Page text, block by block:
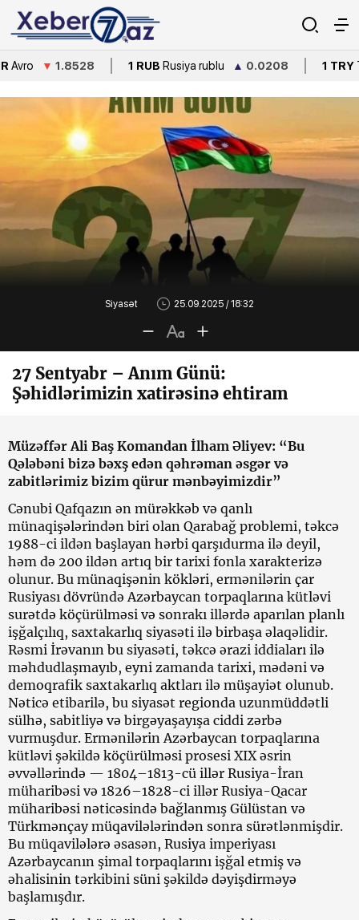
1.8528 1 RUB Rusiya rublu ▲0.0208 1 TRY Türkiyə
Siyasət 25.09.2025 / 18:32
27 Sentyabr – Anım Günü:
Şəhidlərimizin xatirəsinə ehtiram
Müzəffər Ali Baş Komandan İlham Əliyev: “Bu
Qələbəni bizə bəxş edən qəhrəman əsgər və
zabitlərimiz bizim qürur mənbəyimizdir”
Cənubi Qafqazın ən mürəkkəb və qanlı
münaqişələrindən biri olan Qarabağ problemi, təkcə
1988-ci ildən başlayan hərbi qarşıdurma ilə deyil,
həm də 200 ildən artıq bir tarixi fonla xarakterizə
olunur. Bu münaqişənin kökləri, ermənilərin çar
Rusiyası dövründə Azərbaycan torpaqlarına kütləvi
surətdə köçürülməsi və sonrakı illərdə aparılan planlı
işğalçılıq, saxtakarlıq siyasəti ilə birbaşa əlaqəlidir.
Rəsmi İrəvanın bu siyasəti, təkcə ərazi iddiaları ilə
məhdudlaşmayıb, eyni zamanda tarixi, mədəni və
demoqrafik saxtakarlıq aktları ilə müşayiət olunub.
Nəticə etibarilə, bu siyasət regionda uzunmüddətli
sülhə, sabitliyə və birgəyaşayışa ciddi zərbə
vurmuşdur. Ermənilərin Azərbaycan torpaqlarına
kütləvi şəkildə köçürülməsi prosesi XIX əsrin
əvvəllərində — 1804–1813-cü illər Rusiya-İran
müharibəsi və 1826–1828-ci illər Rusiya-Qacar
müharibəsi nəticəsində bağlanmış Gülüstan və
Türkmənçay müqavilələrindən sonra sürətlənmişdir.
Bu müqavilələrə əsasən, Rusiya imperiyası
Azərbaycanın şimal torpaqlarını işğal etmiş və
əhalisinin tərkibini süni şəkildə dəyişdirməyə
başlamışdır.